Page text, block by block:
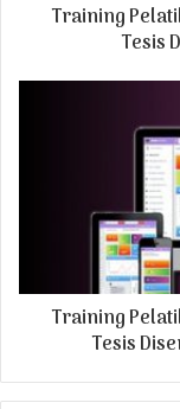
Training
Tesis
Training
Tesis